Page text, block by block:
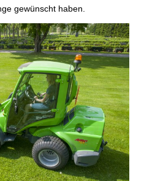
gewünscht haben.